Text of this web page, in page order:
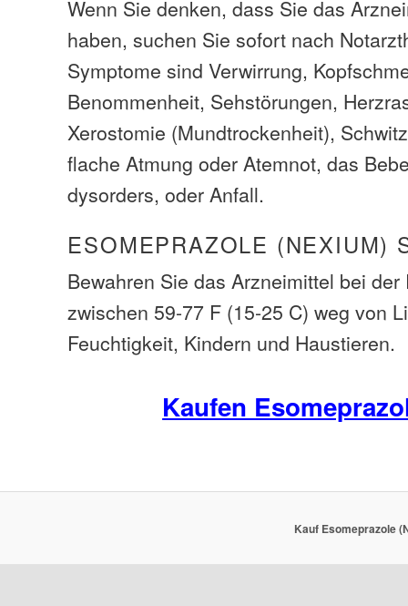
Wenn Sie denken, dass Sie das
haben, suchen Sie sofort nach
Symptome sind Verwirrung,
Benommenheit, Sehstörungen,
Xerostomie (Mundtrockenheit),
flache Atmung oder Atemnot, das
dysorders, oder Anfall.
ESOMEPRAZOLE (NEXIUM)
Bewahren Sie das Arzneimittel bei
zwischen 59-77 F (15-25 C) weg von
Feuchtigkeit, Kindern und Haustieren.
Kaufen
Kauf Esomeprazole